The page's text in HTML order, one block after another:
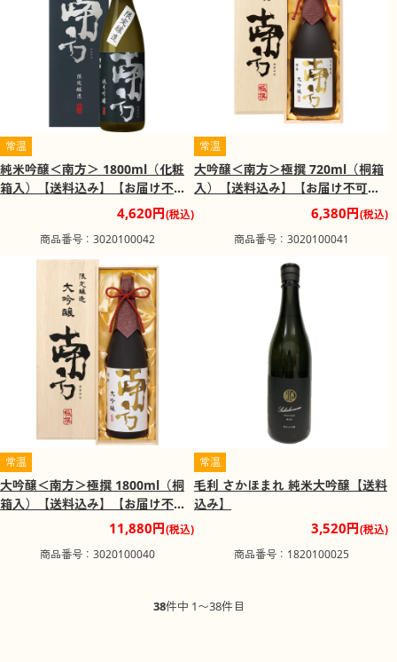
常温
純米吟醸＜南方＞ 1800ml（化粧
箱入）【送料込み】【お届け不可
地域：北海道・沖縄・離島】
4,620円(税込)
商品番号：3020100042
常温
大吟醸＜南方＞極撰 720ml（桐箱
入）【送料込み】【お届け不可地
域：北海道・沖縄・離島】
6,380円(税込)
商品番号：3020100041
常温
大吟醸＜南方＞極撰 1800ml（桐
箱入）【送料込み】【お届け不可
地域：北海道・沖縄・離島】
11,880円(税込)
商品番号：3020100040
常温
毛利 さかほまれ 純米大吟醸【送料
込み】
3,520円(税込)
商品番号：1820100025
38件中 1〜38件目